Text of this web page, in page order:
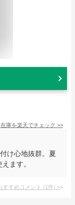
庫を楽天でチェック >>
け心地抜群。夏
ます。
すすめコメント (1件) >